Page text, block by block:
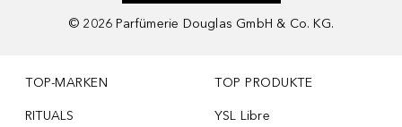
© 2026 Parfümerie Douglas GmbH & Co. KG.
TOP-MARKEN
RITUALS
TOP PRODUKTE
YSL Libre